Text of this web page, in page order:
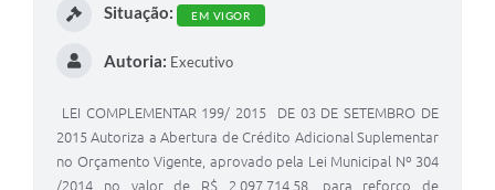
Situação: EM VIGOR
Autoria: Executivo
LEI COMPLEMENTAR 199/ 2015 DE 03 DE SETEMBRO DE
2015 Autoriza a Abertura de Crédito Adicional Suplementar
no Orçamento Vigente, aprovado pela Lei Municipal Nº 304
/2014 no valor de R$ 2.097.714,58, para reforço de